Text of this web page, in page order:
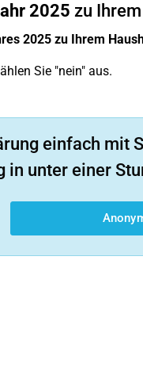
2025 zu
2025 zu Ihrem
Sie "nein" aus.
einfach mit
in unter einer